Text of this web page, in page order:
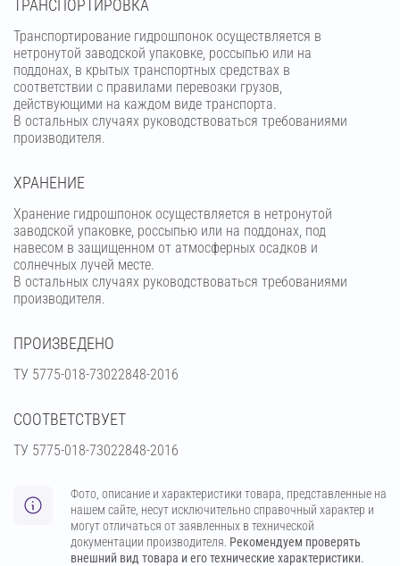
ТРАНСПОРТИРОВКА
Транспортирование гидрошпонок осуществляется в
нетронутой заводской упаковке, россыпью или на
поддонах, в крытых транспортных средствах в
соответствии с правилами перевозки грузов,
действующими на каждом виде транспорта.
В остальных случаях руководствоваться требованиями
производителя.
ХРАНЕНИЕ
Хранение гидрошпонок осуществляется в нетронутой
заводской упаковке, россыпью или на поддонах, под
навесом в защищенном от атмосферных осадков и
солнечных лучей месте.
В остальных случаях руководствоваться требованиями
производителя.
ПРОИЗВЕДЕНО
ТУ 5775-018-73022848-2016
СООТВЕТСТВУЕТ
ТУ 5775-018-73022848-2016
Фото, описание и характеристики товара, представленные на
нашем сайте, несут исключительно справочный характер и
могут отличаться от заявленных в технической
документации производителя. Рекомендуем проверять
внешний вид товара и его технические характеристики.